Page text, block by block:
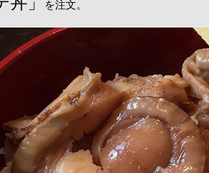
を注文。